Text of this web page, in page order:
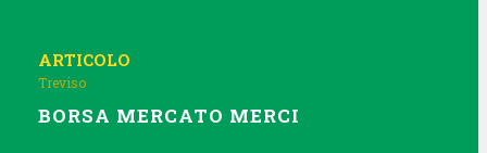
ARTICOLO
Treviso
BORSA MERCATO MERCI